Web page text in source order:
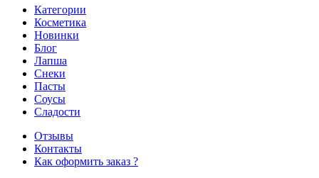
Категории
Косметика
Новинки
Блог
Лапша
Снеки
Пасты
Соусы
Сладости
Отзывы
Контакты
Как оформить заказ ?